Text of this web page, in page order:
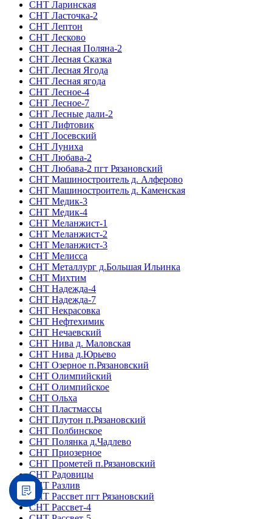
СНТ Ларинская
СНТ Ласточка-2
СНТ Лептон
СНТ Лесково
СНТ Лесная Поляна-2
СНТ Лесная Сказка
СНТ Лесная Ягода
СНТ Лесная ягода
СНТ Лесное-4
СНТ Лесное-7
СНТ Лесные дали-2
СНТ Лифтовик
СНТ Лосевский
СНТ Луниха
СНТ Любава-2
СНТ Любава-2 пгт Рязановский
СНТ Машиностроитель д. Алферово
СНТ Машиностроитель д. Каменская
СНТ Медик-3
СНТ Медик-4
СНТ Меланжист-1
СНТ Меланжист-2
СНТ Меланжист-3
СНТ Мелисса
СНТ Металлург д.Большая Ильинка
СНТ Михтим
СНТ Надежда-4
СНТ Надежда-7
СНТ Некрасовка
СНТ Нефтехимик
СНТ Нечаевский
СНТ Нива д. Маловская
СНТ Нива д.Юрьево
СНТ Озерное п.Рязановский
СНТ Олимпийский
СНТ Олимпийское
СНТ Ольха
СНТ Пластмассы
СНТ Плутон п.Рязановский
СНТ Полбинское
СНТ Полянка д.Чадлево
СНТ Приозерное
СНТ Прометей п.Рязановский
СНТ Радовицы
СНТ Разлив
СНТ Рассвет пгт Рязановский
СНТ Рассвет-4